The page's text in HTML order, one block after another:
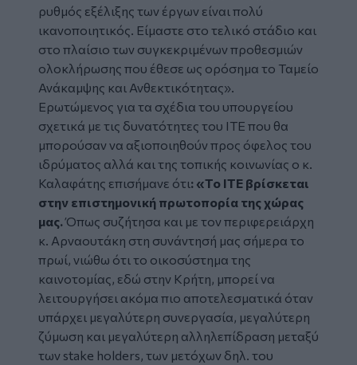
ρυθμός εξέλιξης των έργων είναι πολύ
ικανοποιητικός. Είμαστε στο τελικό στάδιο και
στο πλαίσιο των συγκεκριμένων προθεσμιών
ολοκλήρωσης που έθεσε ως ορόσημα το Ταμείο
Ανάκαμψης και Ανθεκτικότητας».
Ερωτώμενος για τα σχέδια του υπουργείου
σχετικά με τις δυνατότητες του ΙΤΕ που θα
μπορούσαν να αξιοποιηθούν προς όφελος του
ιδρύματος αλλά και της τοπικής κοινωνίας ο κ.
Καλαφάτης επισήμανε ότι: «Το ΙΤΕ βρίσκεται
στην επιστημονική πρωτοπορία της χώρας
μας.Όπως συζήτησα και με τον περιφερειάρχη
κ. Αρναουτάκη στη συνάντησή μας σήμερα το
πρωί, νιώθω ότι το οικοσύστημα της
καινοτομίας, εδώ στην Κρήτη, μπορεί να
λειτουργήσει ακόμα πιο αποτελεσματικά όταν
υπάρχει μεγαλύτερη συνεργασία, μεγαλύτερη
ζύμωση και μεγαλύτερη αλληλεπίδραση μεταξύ
των stake holders, των μετόχων δηλ. του